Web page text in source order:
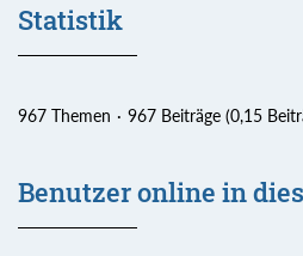
Statistik
967 Themen 967 Beiträge (0,15
Benutzer online in